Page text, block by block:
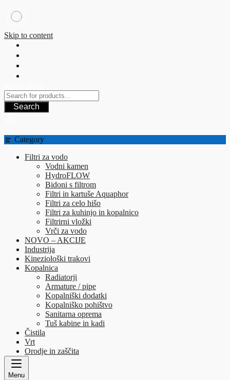
Skip to content
Search
Category
Filtri za vodo
Vodni kamen
HydroFLOW
Bidoni s filtrom
Filtri in kartuše Aquaphor
Filtri za celo hišo
Filtri za kuhinjo in kopalnico
Filtrirni vložki
Vrči za vodo
NOVO – AKCIJE
Industrija
Kineziološki trakovi
Kopalnica
Radiatorji
Armature / pipe
Kopalniški dodatki
Kopalniško pohištvo
Sanitarna oprema
Tuš kabine in kadi
Čistila
Vrt
Orodje in zaščita
Menu